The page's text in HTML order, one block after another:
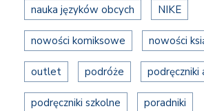
nauka języków obcych NIKE
nowości komiksowe nowości
outlet podróże podręczniki
podręczniki szkolne poradniki